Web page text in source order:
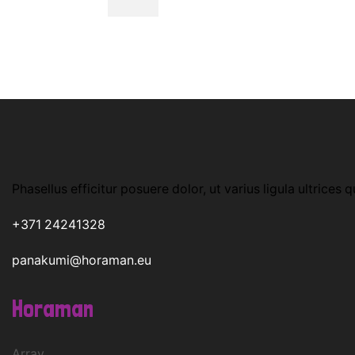
Phasellus efficitur posuere dolor, ut varius ligula ultrices
+371 24241328
panakumi@horaman.eu
Horaman